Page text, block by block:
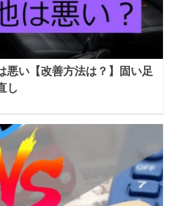
悪い【改善方法は？】固い足
し